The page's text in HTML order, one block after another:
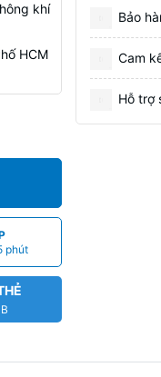
khí
HCM
phút
Bảo
Cam
Hỗ trợ